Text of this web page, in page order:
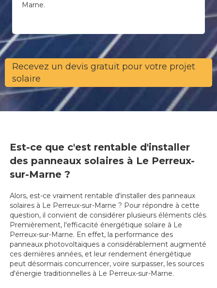
Marne.
Recevez un devis gratuit pour votre projet
solaire
Est-ce que c'est rentable d'installer
des panneaux solaires à Le Perreux-
sur-Marne ?
Alors, est-ce vraiment rentable d'installer des panneaux
solaires à Le Perreux-sur-Marne ? Pour répondre à cette
question, il convient de considérer plusieurs éléments clés.
Premièrement, l'efficacité énergétique solaire à Le
Perreux-sur-Marne. En effet, la performance des
panneaux photovoltaïques a considérablement augmenté
ces dernières années, et leur rendement énergétique
peut désormais concurrencer, voire surpasser, les sources
d'énergie traditionnelles à Le Perreux-sur-Marne.